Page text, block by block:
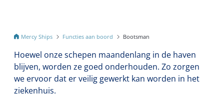
Mercy Ships Functies aan boord Bootsman
Hoewel onze schepen maandenlang in de haven
blijven, worden ze goed onderhouden. Zo zorgen
we ervoor dat er veilig gewerkt kan worden in het
ziekenhuis.